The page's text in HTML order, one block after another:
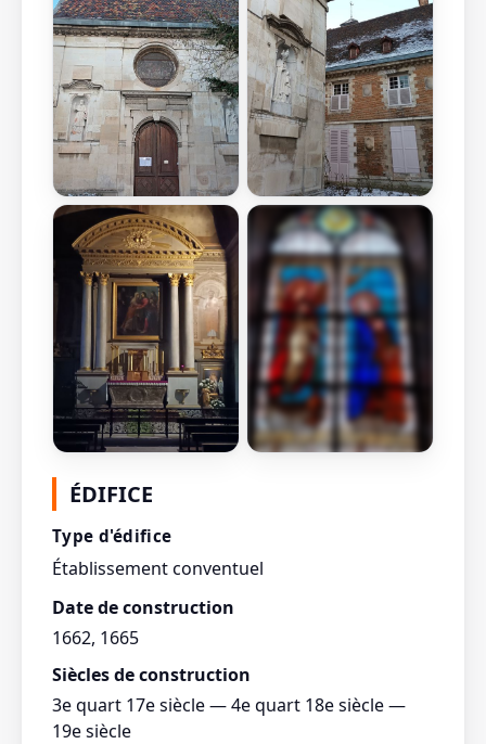
ÉDIFICE
Type d'édifice
Établissement conventuel
Date de construction
1662, 1665
Siècles de construction
3e quart 17e siècle — 4e quart 18e siècle —
19e siècle